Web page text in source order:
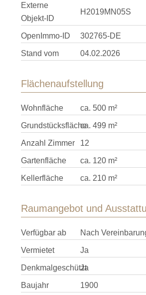
Externe
Objekt-ID
H2019MN05S
OpenImmo-ID 302765-DE
Stand vom 04.02.2026
Flächenaufstellung
Wohnfläche ca. 500 m²
Grundstücksflächeca. 499 m²
Anzahl Zimmer 12
Gartenfläche ca. 120 m²
Kellerfläche ca. 210 m²
Raumangebot und
Verfügbar ab Nach
Vermietet Ja
Denkmalgeschützt
Ja
Baujahr 1900